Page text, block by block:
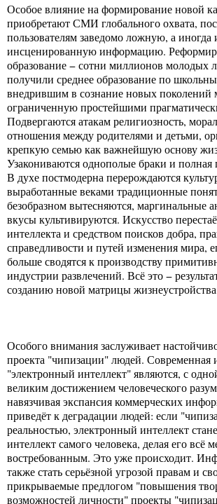
Особое влияние на формирование новой
приобретают СМИ глобального охвата,
пользователям заведомо ложную, а иногда
инсценированную информацию.
образование − сотни миллионов молодых
получили среднее образование по
внедрившим в сознание новых поколений
ограниченную простейшими
Подвергаются атакам религиозность,
отношения между родителями и детьми,
крепкую семью как важнейшую основу
Узакониваются однополые браки и полная
В духе постмодерна перерождаются
выработанные веками традиционные
безобразном вытесняются, маргинальные
вкусы культивируются. Искусство
интеллекта и средством поисков добра,
справедливости и путей изменения мира,
больше сводятся к производству
индустрии развлечений. Всё это −
созданию новой матрицы
Особого внимания заслуживает
проекта "чипизации" людей. Современная
"электронный интеллект" являются, с
великим достижением человеческого
навязчивая экспансия коммерческих
приведёт к деградации людей: если
реальностью, электронный интеллект
интеллект самого человека, делая его всё
востребованным. Это уже происходит.
также стать серьёзной угрозой правам и
прикрываемые предлогом "повышения
возможностей личности" проекты